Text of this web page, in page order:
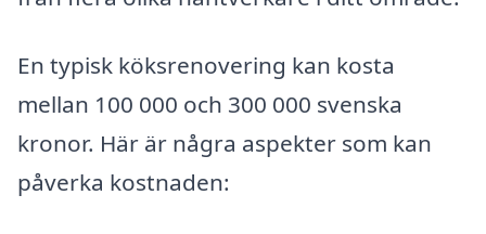
En typisk köksrenovering kan kosta
mellan 100 000 och 300 000 svenska
kronor. Här är några aspekter som kan
påverka kostnaden: